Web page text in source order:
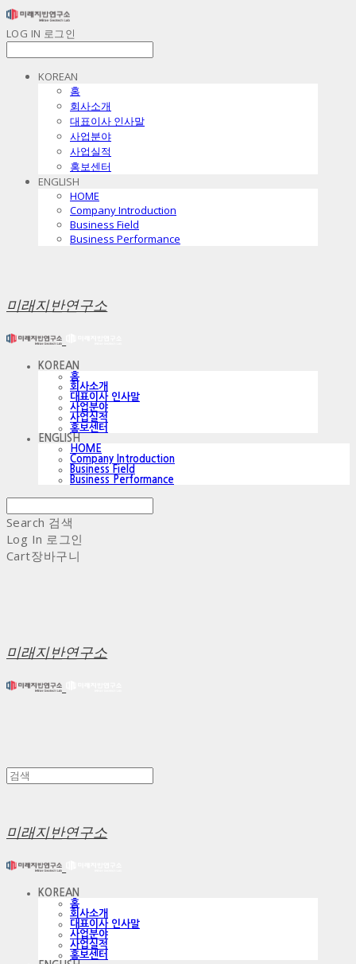
LOG IN 로그인
KOREAN
홈
회사소개
대표이사 인사말
사업분야
사업실적
홍보센터
ENGLISH
HOME
Company Introduction
Business Field
Business Performance
미래지반연구소
KOREAN
홈
회사소개
대표이사 인사말
사업분야
사업실적
홍보센터
ENGLISH
HOME
Company Introduction
Business Field
Business Performance
Search 검색
Log In 로그인
Cart장바구니
미래지반연구소
미래지반연구소
KOREAN
홈
회사소개
대표이사 인사말
사업분야
사업실적
홍보센터